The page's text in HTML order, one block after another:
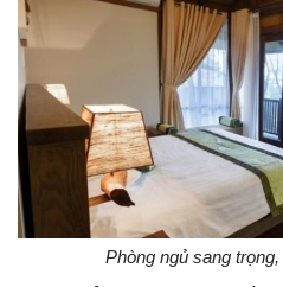
Phòng ngủ sang